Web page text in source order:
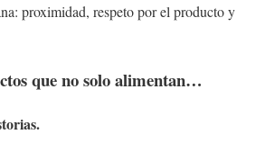
proximidad, respeto por el producto y
que no solo alimentan…